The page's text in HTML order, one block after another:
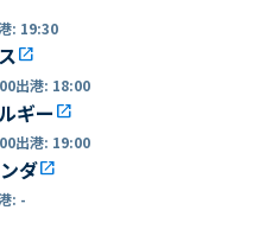
: 19:30
open_in_new
出港: 18:00
ギーopen_in_new
出港: 19:00
ダopen_in_new
: -